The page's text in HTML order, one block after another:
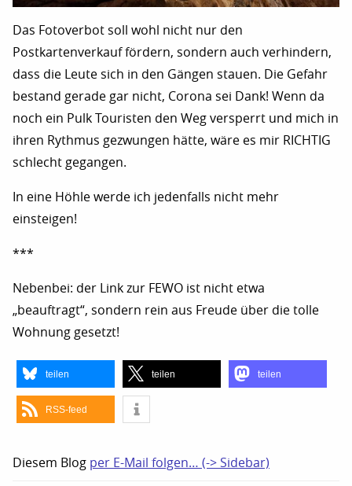
Das Fotoverbot soll wohl nicht nur den
Postkartenverkauf fördern, sondern auch verhindern,
dass die Leute sich in den Gängen stauen. Die Gefahr
bestand gerade gar nicht, Corona sei Dank! Wenn da
noch ein Pulk Touristen den Weg versperrt und mich in
ihren Rythmus gezwungen hätte, wäre es mir RICHTIG
schlecht gegangen.
In eine Höhle werde ich jedenfalls nicht mehr
einsteigen!
***
Nebenbei: der Link zur FEWO ist nicht etwa
„beauftragt“, sondern rein aus Freude über die tolle
Wohnung gesetzt!
teilen teilen teilen
RSS-feed
Diesem Blog per E-Mail folgen… (-> Sidebar)